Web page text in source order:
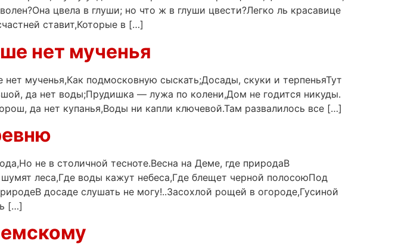
цвела в глуши; но что ж в глуши цвести?Легко ль красавице
ставит,Которые в […]
нет мученья
мученья,Как подмосковную сыскать;Досады, скуки и терпеньяТут
да нет воды;Прудишка — лужа по колени,Дом не годится никуды.
да нет купанья,Воды ни капли ключевой.Там развалилось все […]
не в столичной тесноте.Весна на Деме, где природаВ
леса,Где воды кажут небеса,Где блещет черной полосоюПод
досаде слушать не могу!..Засохлой рощей в огороде,Гусиной
[…]